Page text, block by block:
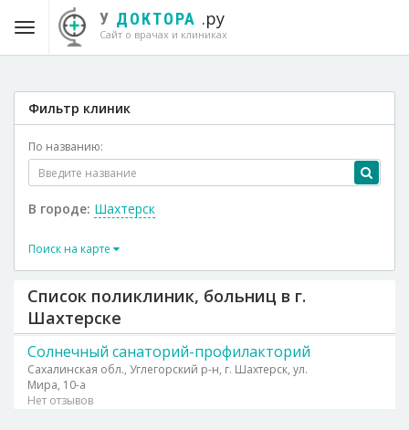
У ДОКТОРА .ру
Сайт о врачах и клиниках
Фильтр клиник
По названию:
В городе: Шахтерск
Поиск на карте
Список поликлиник, больниц в г.
Шахтерске
Солнечный санаторий-профилакторий
Сахалинская обл., Углегорский р-н, г. Шахтерск, ул.
Мира, 10-а
Нет отзывов